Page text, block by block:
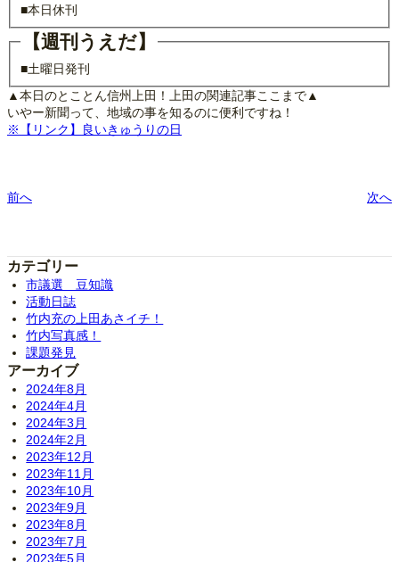
■本日休刊
【週刊うえだ】
■土曜日発刊
▲本日のとことん信州上田！上田の関連記事ここまで▲
いやー新聞って、地域の事を知るのに便利ですね！
※【リンク】良いきゅうりの日
前へ 次へ
カテゴリー
市議選 豆知識
活動日誌
竹内充の上田あさイチ！
竹内写真感！
課題発見
アーカイブ
2024年8月
2024年4月
2024年3月
2024年2月
2023年12月
2023年11月
2023年10月
2023年9月
2023年8月
2023年7月
2023年5月